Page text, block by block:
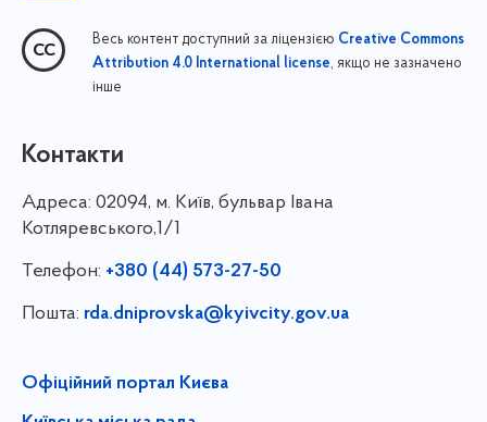
Весь контент доступний за ліцензією Creative Commons
Attribution 4.0 International license, якщо не зазначено
інше
Контакти
Адреса: 02094, м. Київ, бульвар Івана
Котляревського,1/1
Телефон: +380 (44) 573-27-50
Пошта: rda.dniprovska@kyivcity.gov.ua
Офіційний портал Києва